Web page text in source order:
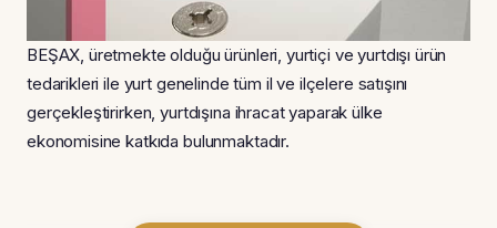
BEŞAX, üretmekte olduğu ürünleri, yurtiçi ve yurtdışı ürün
tedarikleri ile yurt genelinde tüm il ve ilçelere satışını
gerçekleştirirken, yurtdışına ihracat yaparak ülke
ekonomisine katkıda bulunmaktadır.